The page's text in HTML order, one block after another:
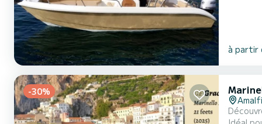
à partir
-30%
Amalfi